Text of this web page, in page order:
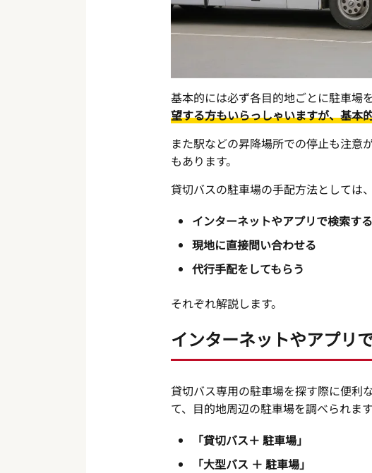
基本的には必ず各目的地ごとに駐車場
望する方もいらっしゃいますが、基本
また駅などの昇降場所での停止も注意
もあります。
貸切バスの駐車場の手配方法としては
インターネットやアプリで検索する
現地に直接問い合わせる
代行手配をしてもらう
それぞれ解説します。
インターネットやアプリ
貸切バス専用の駐車場を探す際に便利
て、目的地周辺の駐車場を調べられま
「貸切バス＋ 駐車場」
「大型バス ＋ 駐車場」